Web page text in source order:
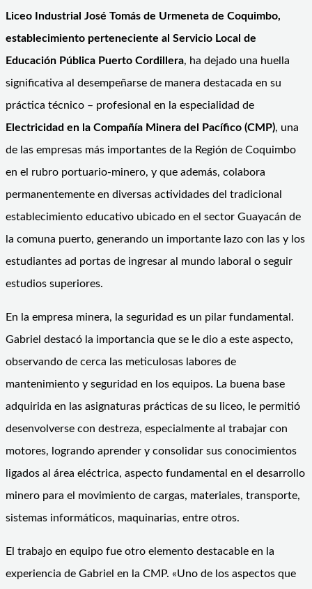
Liceo Industrial José Tomás de Urmeneta de Coquimbo,
establecimiento perteneciente al Servicio Local de
Educación Pública Puerto Cordillera, ha dejado una huella
significativa al desempeñarse de manera destacada en su
práctica técnico – profesional en la especialidad de
Electricidad en la Compañía Minera del Pacífico (CMP), una
de las empresas más importantes de la Región de Coquimbo
en el rubro portuario-minero, y que además, colabora
permanentemente en diversas actividades del tradicional
establecimiento educativo ubicado en el sector Guayacán de
la comuna puerto, generando un importante lazo con las y los
estudiantes ad portas de ingresar al mundo laboral o seguir
estudios superiores.
En la empresa minera, la seguridad es un pilar fundamental.
Gabriel destacó la importancia que se le dio a este aspecto,
observando de cerca las meticulosas labores de
mantenimiento y seguridad en los equipos. La buena base
adquirida en las asignaturas prácticas de su liceo, le permitió
desenvolverse con destreza, especialmente al trabajar con
motores, logrando aprender y consolidar sus conocimientos
ligados al área eléctrica, aspecto fundamental en el desarrollo
minero para el movimiento de cargas, materiales, transporte,
sistemas informáticos, maquinarias, entre otros.
El trabajo en equipo fue otro elemento destacable en la
experiencia de Gabriel en la CMP. «Uno de los aspectos que